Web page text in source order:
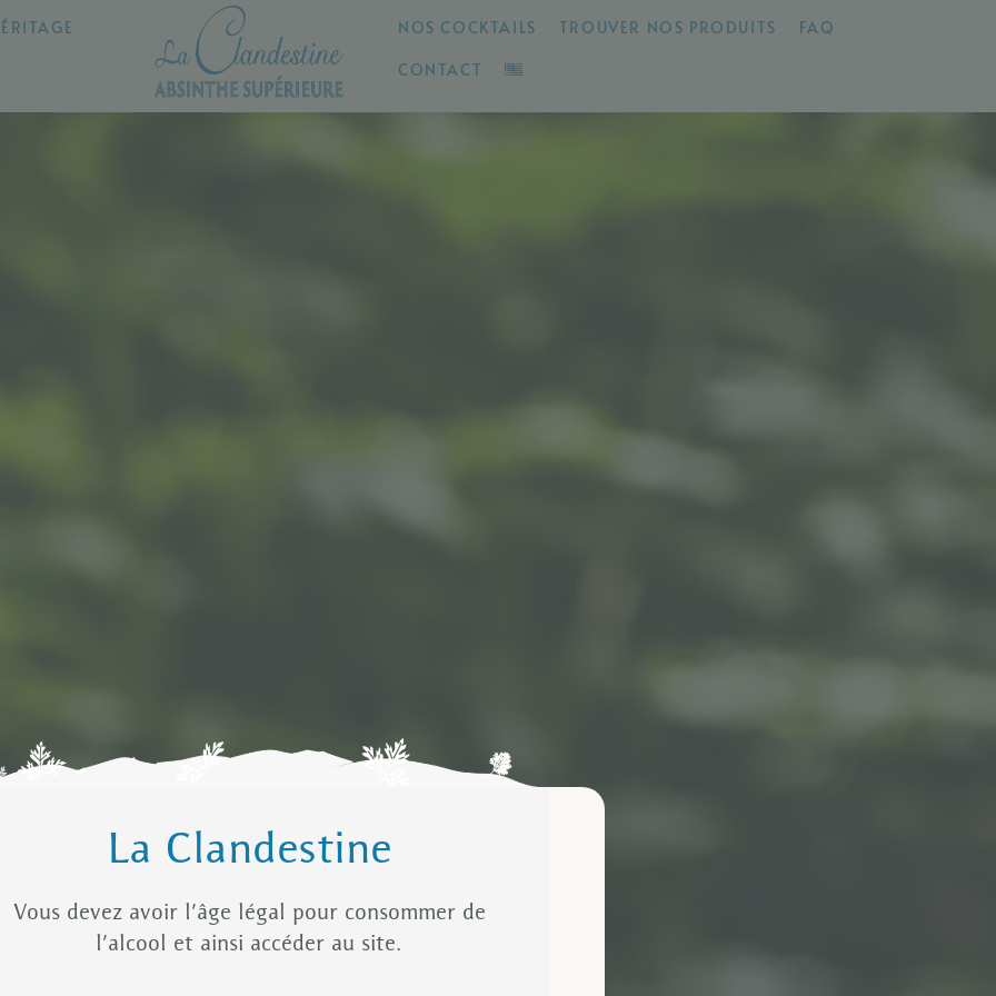
NOS COCKTAILS TROUVER NOS PRODUITS
FAQ
CONTACT
La Clandestine
Vous devez avoir l’âge légal pour consommer de
l’alcool et ainsi accéder au site.